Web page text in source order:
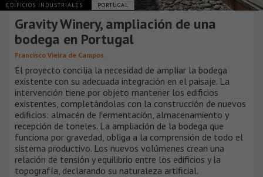
EDIFICIOS INDUSTRIALES PORTUGAL
Gravity Winery, ampliación de una
bodega en Portugal
Francisco Vieira de Campos
El proyecto concilia la necesidad de ampliar la bodega
existente con su adecuada integración en el paisaje. La
intervención tiene por objeto mantener los edificios
existentes, completándolas con la construcción de nuevos
edificios: almacén de fermentación, almacenamiento y
recepción de toneles. La ampliación de la bodega que
funciona por gravedad, obliga a la comprensión de todo el
sistema productivo. Los nuevos volúmenes crean una
relación de tensión y equilibrio entre los edificios y la
topografía, declarando su naturaleza artificial.